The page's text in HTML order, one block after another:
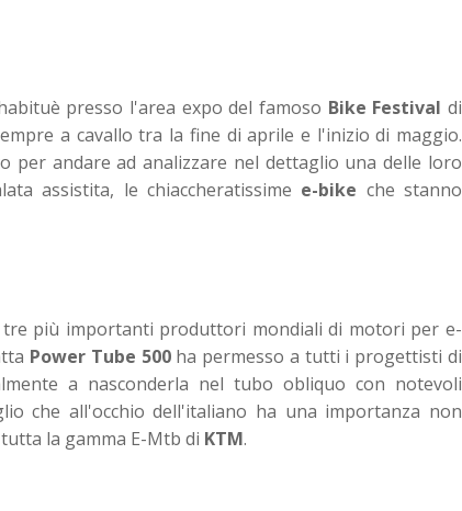
presso l'area expo del famoso Bike Festival di
a cavallo tra la fine di aprile e l'inizio di maggio.
per andare ad analizzare nel dettaglio una delle loro
assistita, le chiaccheratissime e-bike che stanno
tre più importanti produttori mondiali di motori per e-
Power Tube 500ha permesso a tutti i progettisti di
a nasconderla nel tubo obliquo con notevoli
che all'occhio dell'italiano ha una importanza non
la gamma E-Mtb di KTM.